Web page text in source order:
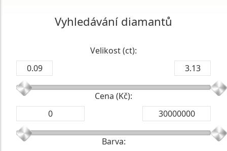
Vyhledávání diamantů
Velikost (ct):
Cena (Kč):
Barva: